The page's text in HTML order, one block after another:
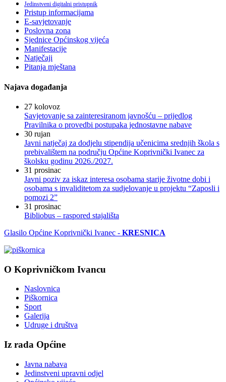
Jedinstveni digitalni pristupnik
Pristup informacijama
E-savjetovanje
Poslovna zona
Sjednice Općinskog vijeća
Manifestacije
Natječaji
Pitanja mještana
Najava događanja
27 kolovoz
Savjetovanje sa zainteresiranom javnošću – prijedlog
Pravilnika o provedbi postupaka jednostavne nabave
30 rujan
Javni natječaj za dodjelu stipendija učenicima srednjih škola s
prebivalištem na području Općine Koprivnički Ivanec za
školsku godinu 2026./2027.
31 prosinac
Javni poziv za iskaz interesa osobama starije životne dobi i
osobama s invaliditetom za sudjelovanje u projektu “Zaposli i
pomozi 2”
31 prosinac
Bibliobus – raspored stajališta
Glasilo Općine Koprivnički Ivanec - KRESNICA
O Koprivničkom Ivancu
Naslovnica
Piškornica
Sport
Galerija
Udruge i društva
Iz rada Općine
Javna nabava
Jedinstveni upravni odjel